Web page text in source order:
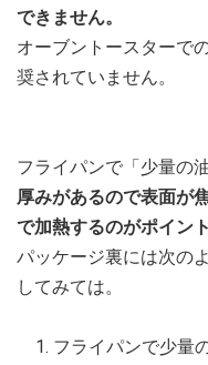
できません。
オーブントースターで
奨されていません。
フライパンで「少量の
厚みがあるので表面が
で加熱するのがポイン
パッケージ裏には次の
してみては。
フライパンで少量